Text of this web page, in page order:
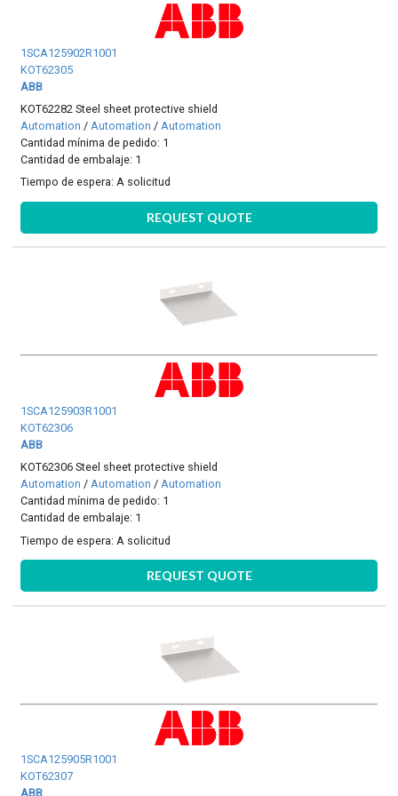
1SCA125902R1001
KOT62305
ABB
KOT62282 Steel sheet protective shield
Automation / Automation / Automation
Cantidad mínima de pedido: 1
Cantidad de embalaje: 1
Tiempo de espera:A solicitud
REQUEST QUOTE
1SCA125903R1001
KOT62306
ABB
KOT62306 Steel sheet protective shield
Automation /Automation /Automation
Cantidad mínima de pedido: 1
Cantidad de embalaje: 1
Tiempo de espera: A solicitud
REQUEST QUOTE
1SCA125905R1001
KOT62307
ABB